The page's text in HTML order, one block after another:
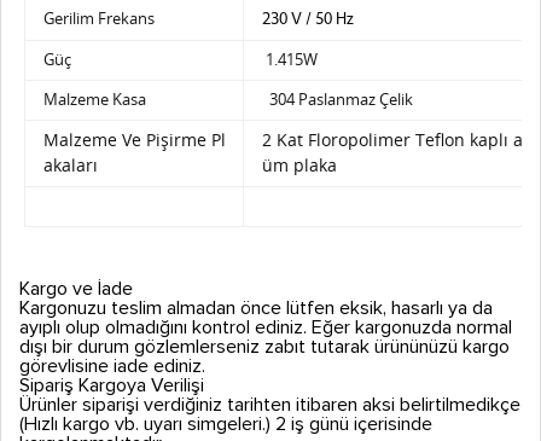
Gerilim Frekans
230 V / 50 Hz
Güç
1.415W
Malzeme Kasa
304 Paslanmaz Çelik
Malzeme Ve Pişirme Pl
akaları
2 Kat Floropolimer Teflon kaplı
üm plaka
Kargo ve İade
Kargonuzu teslim almadan önce lütfen eksik, hasarlı ya da
ayıplı olup olmadığını kontrol ediniz. Eğer kargonuzda normal
dışı bir durum gözlemlerseniz zabıt tutarak ürününüzü kargo
görevlisine iade ediniz.
Sipariş Kargoya Verilişi
Ürünler siparişi verdiğiniz tarihten itibaren aksi belirtilmedikçe
(Hızlı kargo vb. uyarı simgeleri.) 2 iş günü içerisinde